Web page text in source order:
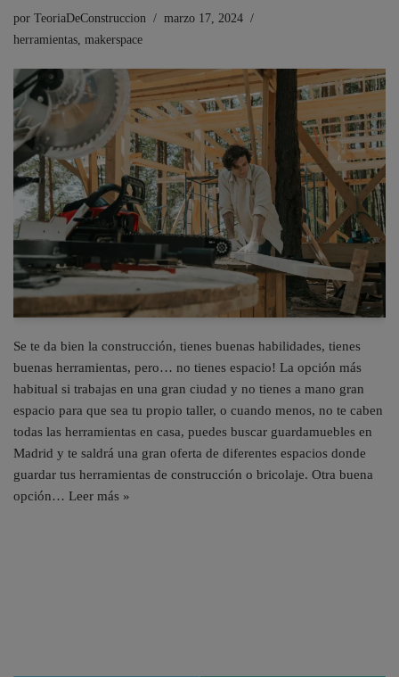
por TeoriaDeConstruccion
marzo 17, 2024
herramientas, makerspace
Se te da bien la construcción, tienes buenas habilidades, tienes
buenas herramientas, pero… no tienes espacio! La opción más
habitual si trabajas en una gran ciudad y no tienes a mano gran
espacio para que sea tu propio taller, o cuando menos, no te caben
todas las herramientas en casa, puedes buscar guardamuebles en
Madrid y te saldrá una gran oferta de diferentes espacios donde
guardar tus herramientas de construcción o bricolaje. Otra buena
opción… Leer más »